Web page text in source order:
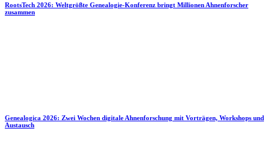
RootsTech 2026: Weltgrößte Genealogie-Konferenz bringt Millionen Ahnenforscher
zusammen
Genealogica 2026: Zwei Wochen digitale Ahnenforschung mit Vorträgen, Workshops und
Austausch